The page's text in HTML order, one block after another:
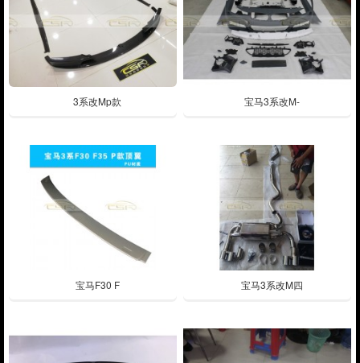
3系改Mp款 宝马3系改M-
宝马F30 F 宝马3系改M四